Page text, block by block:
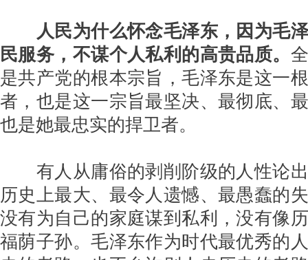
人民为什么怀念毛泽东，因为毛
民服务，不谋个人私利的高贵品质。
是共产党的根本宗旨，毛泽东是这一
者，也是这一宗旨最坚决、最彻底、
也是她最忠实的捍卫者。
有人从庸俗的剥削阶级的人性论
历史上最大、最令人遗憾、最愚蠢的
没有为自己的家庭谋到私利，没有像
福荫子孙。毛泽东作为时代最优秀的